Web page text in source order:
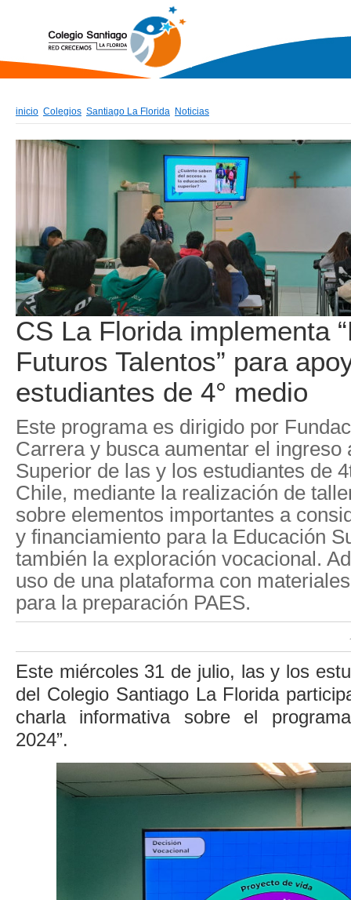
inicio Colegios Santiago La Florida Noticias
CS La Florida implementa
Futuros Talentos” para
estudiantes de 4° medio
Este programa es dirigido por
Carrera y busca aumentar el ingreso
Superior de las y los estudiantes de
Chile, mediante la realización de
sobre elementos importantes a
y financiamiento para la Educación
también la exploración vocacional.
uso de una plataforma con
para la preparación PAES.
Este miércoles 31 de julio, las y los
del Colegio Santiago La Florida
charla informativa sobre el
2024”.